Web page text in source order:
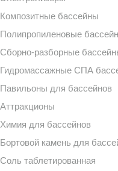
Композитные бассейны
Полипропиленовые
Сборно-разборные
Гидромассажные СПА
Павильоны для бассейнов
Аттракционы
Химия для бассейнов
Бортовой камень для
Соль таблетированная